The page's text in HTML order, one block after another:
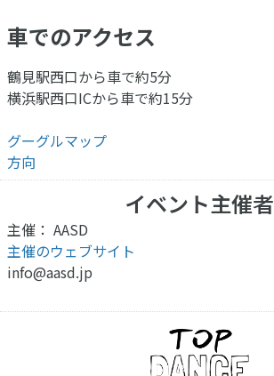
車でのアクセス
鶴見駅西口から車で約5分
横浜駅西口ICから車で約15分
グーグルマップ
方向
イベント主催者
主催： AASD
主催のウェブサイト
info@aasd.jp